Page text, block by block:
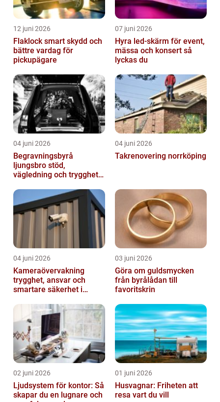
12 juni 2026
Flaklock smart skydd och
bättre vardag för
pickupägare
07 juni 2026
Hyra led-skärm för event,
mässa och konsert så
lyckas du
04 juni 2026
Begravningsbyrå
ljungsbro stöd,
vägledning och trygghet
04 juni 2026
Takrenovering norrköping
04 juni 2026
Kameraövervakning
trygghet, ansvar och
smartare säkerhet i
03 juni 2026
Göra om guldsmycken
från byrålådan till
favoritskrin
02 juni 2026
Ljudsystem för kontor: Så
skapar du en lugnare och
01 juni 2026
Husvagnar: Friheten att
resa vart du vill